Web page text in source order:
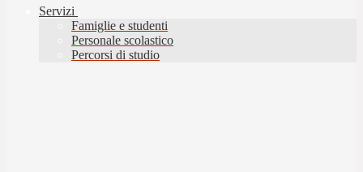
Servizi
Famiglie e studenti
Personale scolastico
Percorsi di studio